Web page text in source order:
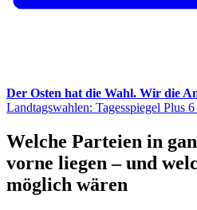
Der Osten hat die Wahl. Wir die
Landtagswahlen: Tagesspiegel Plus
Welche Parteien in
vorne liegen – und
möglich wären